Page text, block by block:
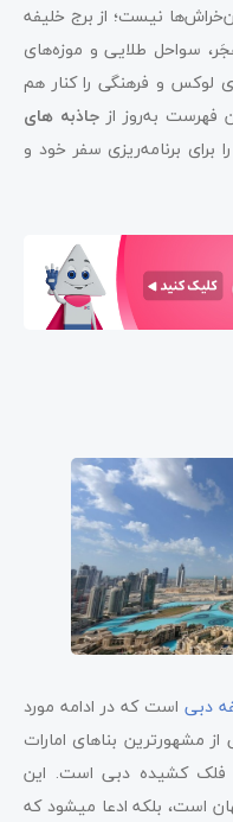
نیست؛ از برج خلیفه
سواحل طلایی و موزه‌های
لوکس و فرهنگی را کنار هم
فهرست به‌روز از جاذبه های
برنامه‌ریزی سفر خود و
دبی است که در ادامه مورد
مشهورترین بناهای امارات
فلک کشیده دبی است. این
است، بلکه ادعا می­شود که